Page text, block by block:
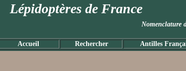
Lépidoptères de France
Accueil Rechercher Antilles